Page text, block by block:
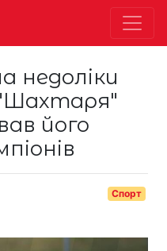
недоліки
його
Спорт